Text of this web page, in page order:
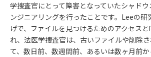
学捜査官にとって障害となっていたシャド
ンジニアリングを行ったことです。Leeの研
げで、ファイルを見つけるためのアクセス
れ、法医学捜査官は、古いファイルや削除
て、数日前、数週間前、あるいは数ヶ月前